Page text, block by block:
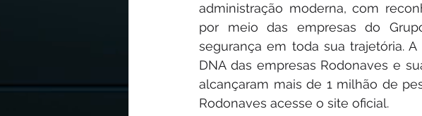
administração moderna, com
por meio das empresas do
segurança em toda sua trajetória.
DNA das empresas Rodonaves e
alcançaram mais de 1 milhão de
Rodonaves acesse o site oficial.